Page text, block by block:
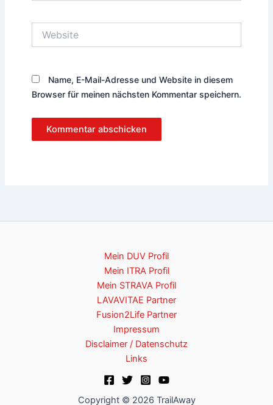
Name, E-Mail-Adresse und Website in diesem
Browser für meinen nächsten Kommentar speichern.
Mein DUV Profil
Mein ITRA Profil
Mein STRAVA Profil
LAVAVITAE Partner
Fusion2Life Partner
Impressum
Disclaimer / Datenschutz
Links
Copyright © 2026 TrailAway